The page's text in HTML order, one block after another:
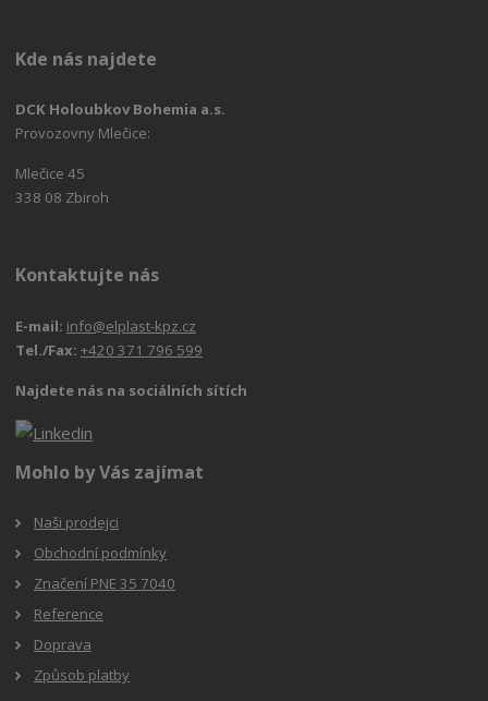
Kde nás najdete
DCK Holoubkov Bohemia a.s.
Provozovny Mlečice:
Mlečice 45
338 08 Zbiroh
Kontaktujte nás
E-mail: info@elplast-kpz.cz
Tel./Fax:+420 371 796 599
Najdete nás na sociálních sítích
Mohlo by Vás zajímat
Naši prodejci
Obchodní podmínky
Značení PNE 35 7040
Reference
Doprava
Způsob platby